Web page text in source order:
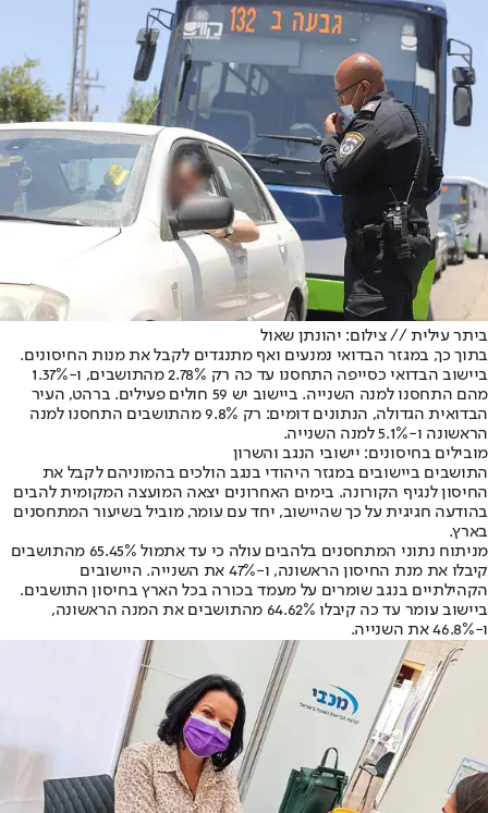
ביתר עילית // צילום: יהונתן שאול
בתוך כך, במגזר הבדואי נמנעים ואף מתנגדים לקבל את מנות החיסונים.
ביישוב הבדואי כסייפה התחסנו עד כה רק 2.78% מהתושבים, ו-1.37%
מהם התחסנו למנה השנייה. ביישוב יש 59 חולים פעילים. ברהט, העיר
הבדואית הגדולה, הנתונים דומים: רק 9.8% מהתושבים התחסנו למנה
הראשונה ו-5.1% למנה השנייה.
מובילים בחיסונים: יישובי הנגב והשרון
התושבים ביישובים במגזר היהודי בנגב הולכים בהמוניהם לקבל את
החיסון לנגיף הקורונה. בימים האחרונים יצאה המועצה המקומית להבים
בהודעה חגיגית על כך שהיישוב, יחד עם עומר, מוביל בשיעור המתחסנים
בארץ.
מניתוח נתוני המתחסנים בלהבים עולה כי עד אתמול 65.45% מהתושבים
קיבלו את מנת החיסון הראשונה, ו-47% את השנייה. היישובים
הקהילתיים בנגב שומרים על מעמד בכורה בכל הארץ בחיסון התושבים.
ביישוב עומר עד כה קיבלו 64.62% מהתושבים את המנה הראשונה,
ו-46.8% את השנייה.